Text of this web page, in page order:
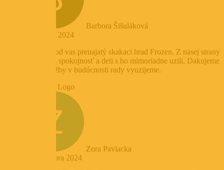
Barbora Šišuláková
3. októbra 2024
Mali sme od vas prenajatý skakaci hrad Frozen. Z nasej strany
bola velka spokojnosť a deti s ho mimoriadne uzili. Dakujeme
a vase služby v budúcnosti rady vyuzijeme.
Zora Pavlacka
3. septembra 2024